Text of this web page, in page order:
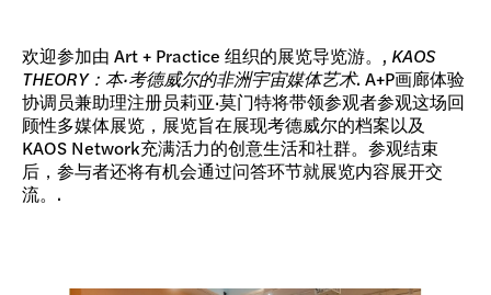
欢迎参加由 Art + Practice 组织的展览导览游。, KAOS
THEORY：本·考德威尔的非洲宇宙媒体艺术. A+P画廊体验
协调员兼助理注册员莉亚·莫门特将带领参观者参观这场回
顾性多媒体展览，展览旨在展现考德威尔的档案以及
KAOS Network充满活力的创意生活和社群。参观结束
后，参与者还将有机会通过问答环节就展览内容展开交
流。.